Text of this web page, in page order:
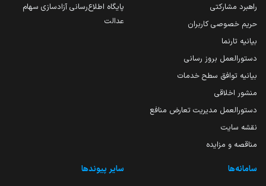
راهبرد مشارکتی
حریم خصوصی کاربران
بیانیه تارنما
دستورالعمل بروز رسانی
بیانیه توافق سطح خدمات
منشور اخلاقی
دستورالعمل مدیریت تعارض منافع
نقشه سایت
مناقصه و مزایده
پایگاه اطلاع‌رسانی آزادسازی سهام
عدالت
سامانه‌ها سایر پیوندها